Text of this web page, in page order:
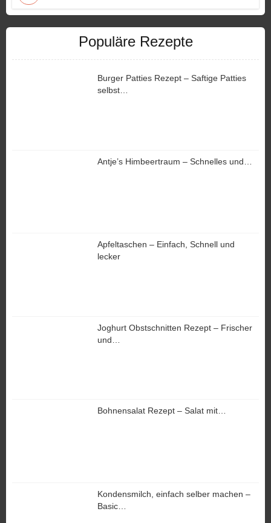
Populäre Rezepte
Burger Patties Rezept – Saftige Patties
selbst…
Antje’s Himbeertraum – Schnelles und…
Apfeltaschen – Einfach, Schnell und
lecker
Joghurt Obstschnitten Rezept – Frischer
und…
Bohnensalat Rezept – Salat mit…
Kondensmilch, einfach selber machen –
Basic…